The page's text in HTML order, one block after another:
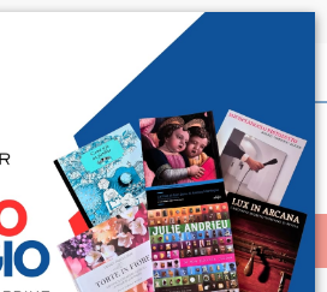
24h per tutti i libri disponibili